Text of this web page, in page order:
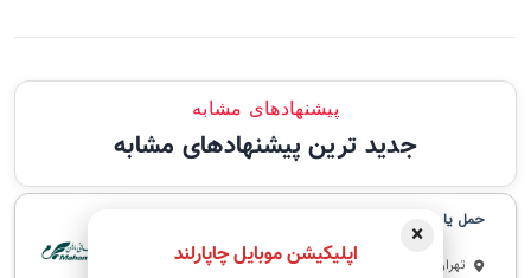
پیشنهادهای مشابه
جدید ترین پیشنهادهای مشابه
حمل یا خرید اجناس از دبی به تهران
تهران به دبی
×
اپلیکیشن موبایل چاپارلند